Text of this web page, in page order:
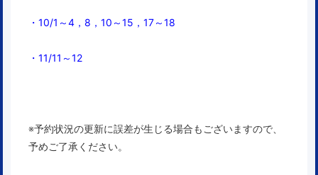
・10/1～4，8，10～15，17～18
・11/11～12
※予約状況の更新に誤差が生じる場合もございますので、
予めご了承ください。